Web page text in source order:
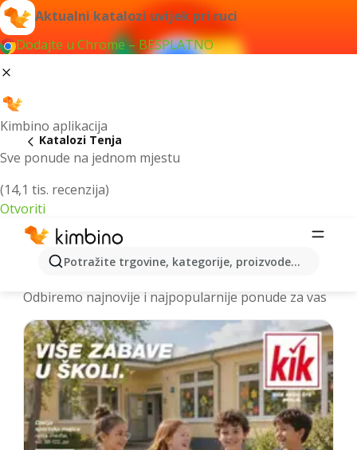
Aktualni katalozi uvijek pri ruci
Dodajte u Chrome – BESPLATNO
Kimbino aplikacija
Sve ponude na jednom mjestu
(14,1 tis. recenzija)
Otvoriti
Potražite trgovine, kategorije, proizvode...
Katalozi Tenja
Najnoviji katalozi Tenja > letci i akcije
Odbiremo najnovije i najpopularnije ponude za vas